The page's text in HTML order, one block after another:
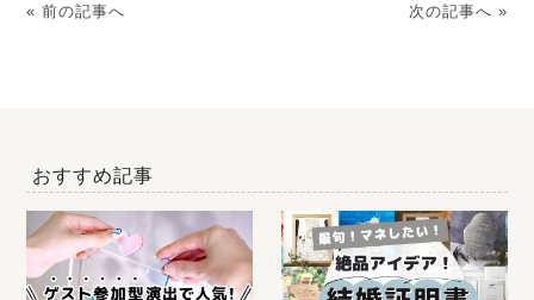
« 前の記事へ 次の記事へ »
おすすめ記事